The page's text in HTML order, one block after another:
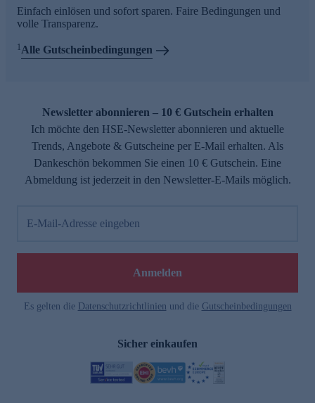
Einfach einlösen und sofort sparen. Faire Bedingungen und
volle Transparenz.
1Alle Gutscheinbedingungen
Newsletter abonnieren – 10 € Gutschein erhalten
Ich möchte den HSE-Newsletter abonnieren und aktuelle
Trends, Angebote & Gutscheine per E-Mail erhalten. Als
Dankeschön bekommen Sie einen 10 € Gutschein. Eine
Abmeldung ist jederzeit in den Newsletter-E-Mails möglich.
E-Mail-Adresse eingeben
Anmelden
Es gelten die Datenschutzrichtlinien und die Gutscheinbedingungen
Sicher einkaufen